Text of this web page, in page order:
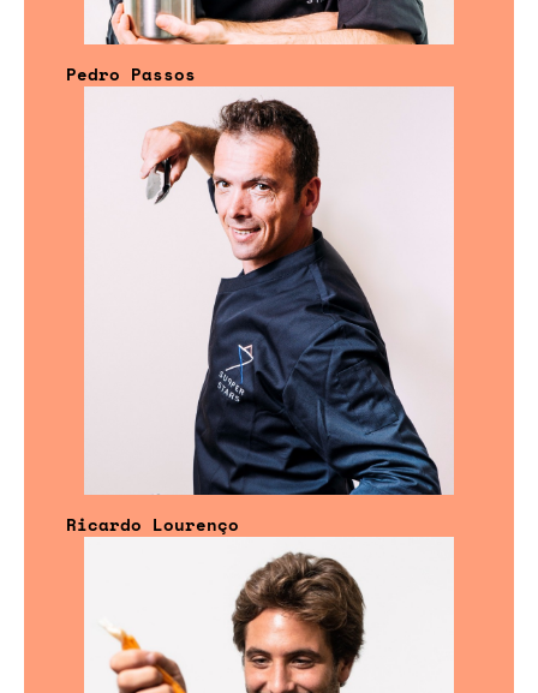
Pedro Passos
Ricardo Lourenço